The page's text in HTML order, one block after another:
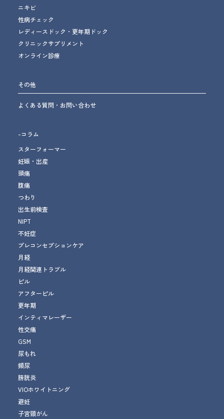
ニキビ
性病チェック
レディースドック・更年期ドック
クリニックサプリメント
オンライン診療
その他
よくある質問・お問い合わせ
-コラム
スターフォーマー
妊娠・出産
頭痛
腹痛
つわり
出生前検査
NIPT
不妊症
プレコンセプションケア
月経
月経関連トラブル
ピル
アフターピル
更年期
インティマレーザー
性交痛
GSM
尿もれ
頻尿
膀胱炎
VIOホワイトニング
避妊
子宮頸がん